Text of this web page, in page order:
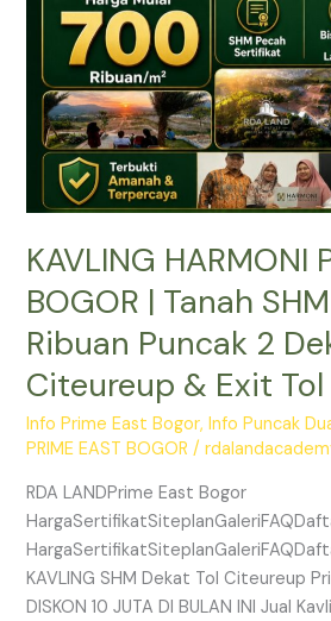
KAVLING HARMONI
BOGOR | Tanah
Ribuan Puncak 2
Citeureup & Exit
Info Prime East Bogor,Info Puncak
PRIME EAST BOGOR /
RDA LANDPrime East Bogor
KAVLING SHM Dekat Tol Citeureup
DISKON 10 JUTA DI BULAN INI Jual
Tanah
700
Ribuan
Puncak
Dekat
Citeureup
Exit
Tol